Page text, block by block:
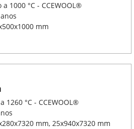
1000 °C - CCEWOOL®
mm
°C - CCEWOOL®
mm, 25x940x7320 mm